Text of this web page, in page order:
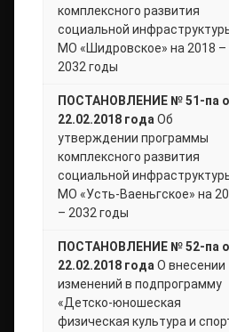
комплексного развития
социальной
МО «Шидровское» на 2018 –
2032 годы
ПОСТАНОВЛЕНИЕ № 51-па
22.02.2018 года Об
утверждении программы
комплексного развития
социальной
МО «Усть-Ваеньгское» на
– 2032 годы
ПОСТАНОВЛЕНИЕ № 52-па
22.02.2018 года О внесении
изменений в подпрограмму
«Детско-юношеская
физическая культура и